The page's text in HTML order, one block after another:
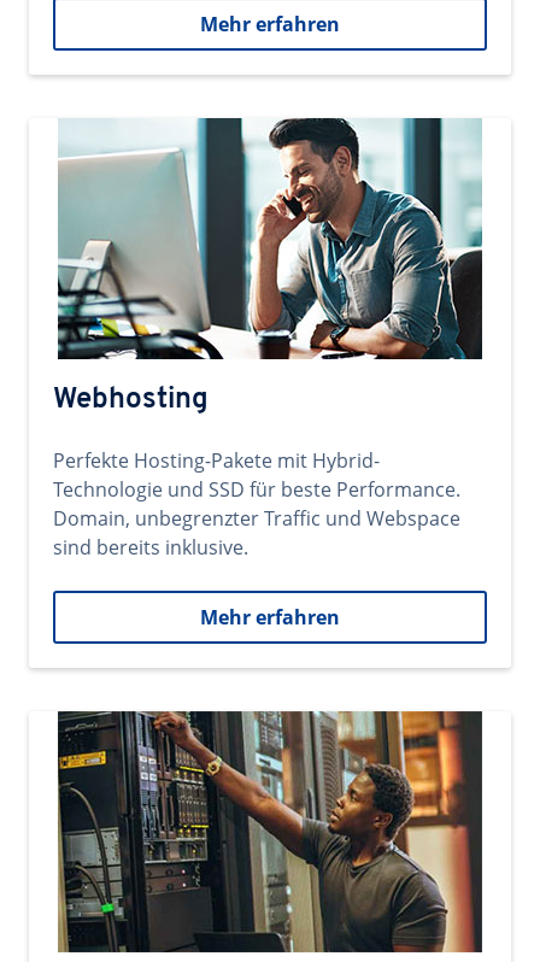
Mehr erfahren
Webhosting
Perfekte Hosting-Pakete mit Hybrid-
Technologie und SSD für beste Performance.
Domain, unbegrenzter Traffic und Webspace
sind bereits inklusive.
Mehr erfahren